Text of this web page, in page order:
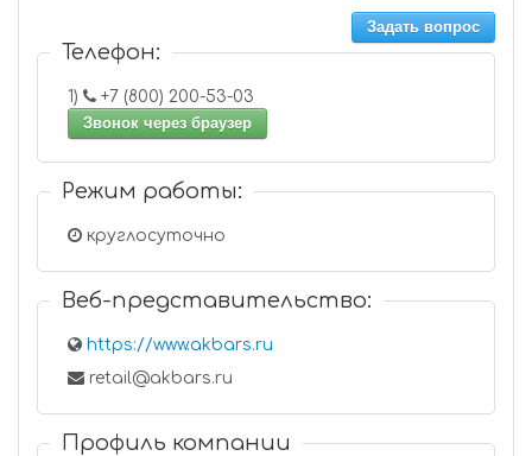
Задать вопрос
Телефон:
1)
+7 (800) 200-53-03
Звонок через браузер
Режим работы:
круглосуточно
Веб-представительство:
https://www.akbars.ru
retail@akbars.ru
Профиль компании